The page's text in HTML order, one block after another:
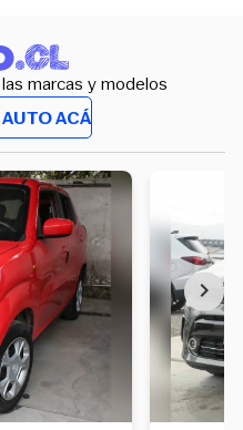
marcas y modelos
ACÁ